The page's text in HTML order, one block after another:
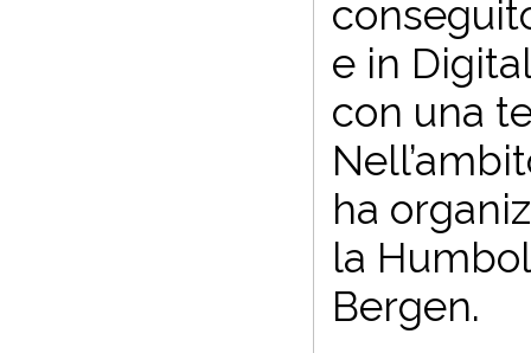
e in
con una
ha
la
Bergen.